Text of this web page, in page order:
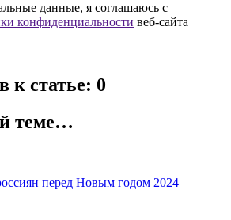
данные, я соглашаюсь с
конфиденциальности веб-сайта
к статье: 0
теме…
перед Новым годом 2024